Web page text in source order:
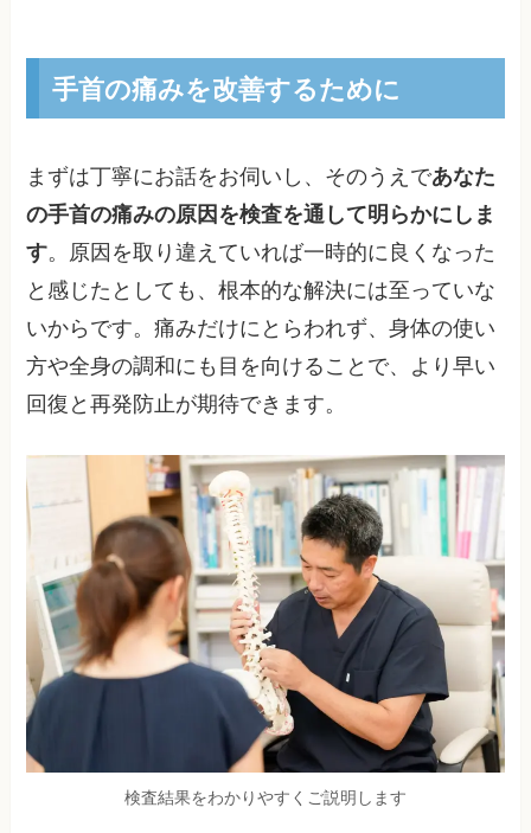
手首の痛みを改善するために
まずは丁寧にお話をお伺いし、そのうえであなた
の手首の痛みの原因を検査を通して明らかにしま
す。原因を取り違えていれば一時的に良くなった
と感じたとしても、根本的な解決には至っていな
いからです。痛みだけにとらわれず、身体の使い
方や全身の調和にも目を向けることで、より早い
回復と再発防止が期待できます。
検査結果をわかりやすくご説明します